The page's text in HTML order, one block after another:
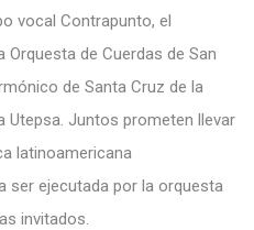
vocal Contrapunto, el
de Cuerdas de San
de Santa Cruz de la
Utepsa. Juntos prometen llevar
latinoamericana
ser ejecutada por la orquesta
invitados.